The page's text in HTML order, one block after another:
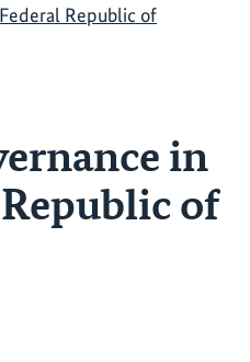
Republic of
in
of